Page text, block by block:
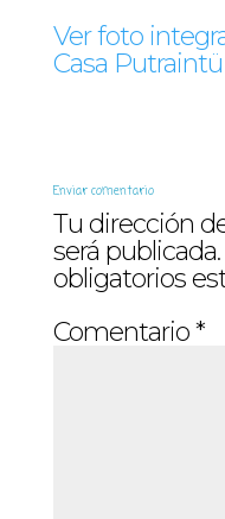
Ver foto
Casa Putraintü
Enviar comentario
Tu dirección
será publicada.
obligatorios
Comentario*